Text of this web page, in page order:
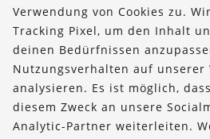
Über uns
Bestellungen
Kontakt & Hilfe
FOLLOW US
Verwendung von Cookies zu.
Tracking Pixel, um den Inhalt
deinen Bedürfnissen
Nutzungsverhalten auf unserer
analysieren. Es ist möglich,
diesem Zweck an unsere
Analytic-Partner weiterleiten.